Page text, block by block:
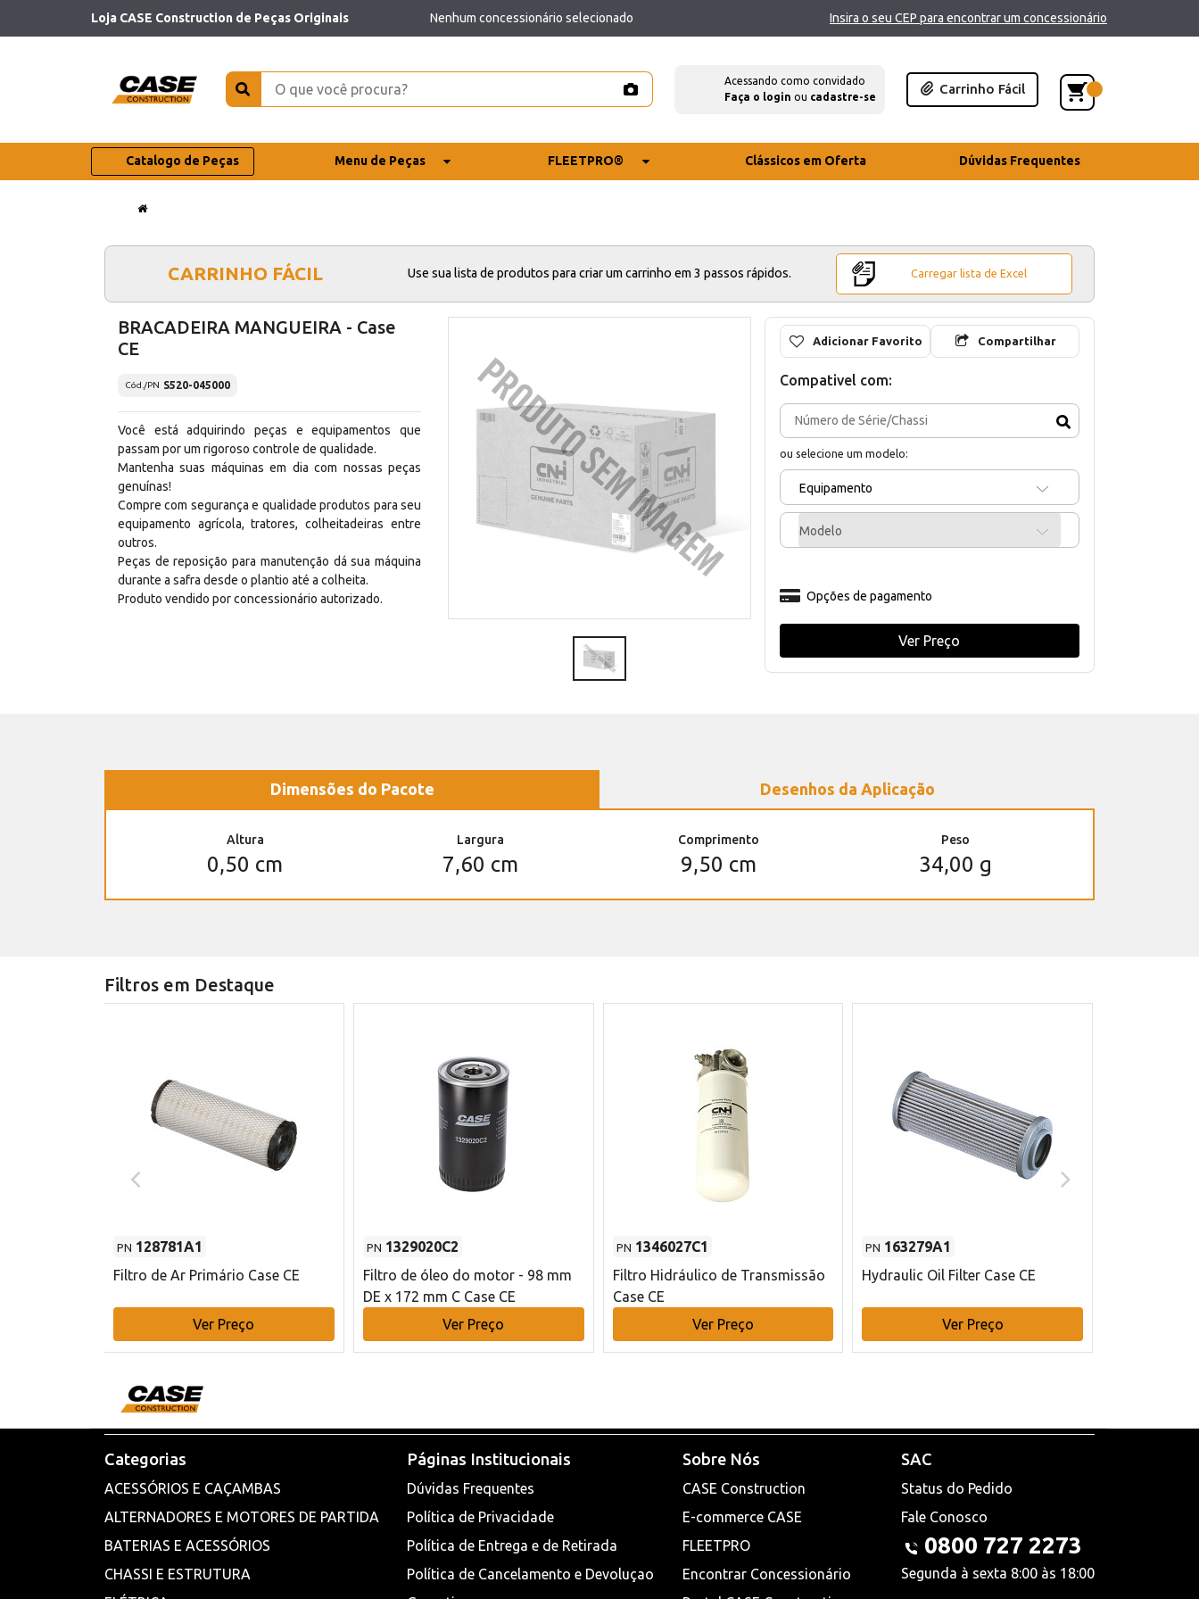
Loja CASE Construction de Peças Originais Nenhum concessionário selecionado Insira o seu CEP para encontrar um concessionário
Acessando como convidado
Faça o login ou cadastre-se
Carrinho Fácil
Catalogo de Peças Menu de Peças FLEETPRO® Clássicos em Oferta Dúvidas Frequentes
CARRINHO FÁCIL Use sua lista de produtos para criar um carrinho em 3 passos rápidos. Carregar lista de Excel
BRACADEIRA MANGUEIRA - Case
CE
Cód./PN S520-045000
Você está adquirindo peças e equipamentos que
passam por um rigoroso controle de qualidade.
Mantenha suas máquinas em dia com nossas peças
genuínas!
Compre com segurança e qualidade produtos para seu
equipamento agrícola, tratores, colheitadeiras entre
outros.
Peças de reposição para manutenção dá sua máquina
durante a safra desde o plantio até a colheita.
Produto vendido por concessionário autorizado.
Adicionar Favorito Compartilhar
Compativel com:
ou selecione um modelo:
Equipamento
Modelo
Opções de pagamento
Ver Preço
Dimensões do Pacote Desenhos da Aplicação
Altura
0,50 cm
Largura
7,60 cm
Comprimento
9,50 cm
Peso
34,00 g
Filtros em Destaque
PN 128781A1
Filtro de Ar Primário Case CE
Ver Preço
PN 1329020C2
Filtro de óleo do motor - 98 mm
DE x 172 mm C Case CE
Ver Preço
PN 1346027C1
Filtro Hidráulico de Transmissão
Case CE
Ver Preço
PN 163279A1
Hydraulic Oil Filter Case CE
Ver Preço
Categorias
ACESSÓRIOS E CAÇAMBAS
ALTERNADORES E MOTORES DE PARTIDA
BATERIAS E ACESSÓRIOS
CHASSI E ESTRUTURA
Páginas Institucionais
Dúvidas Frequentes
Política de Privacidade
Política de Entrega e de Retirada
Política de Cancelamento e Devoluçao
Sobre Nós
CASE Construction
E-commerce CASE
FLEETPRO
Encontrar Concessionário
SAC
Status do Pedido
Fale Conosco
0800 727 2273
Segunda à sexta 8:00 às 18:00